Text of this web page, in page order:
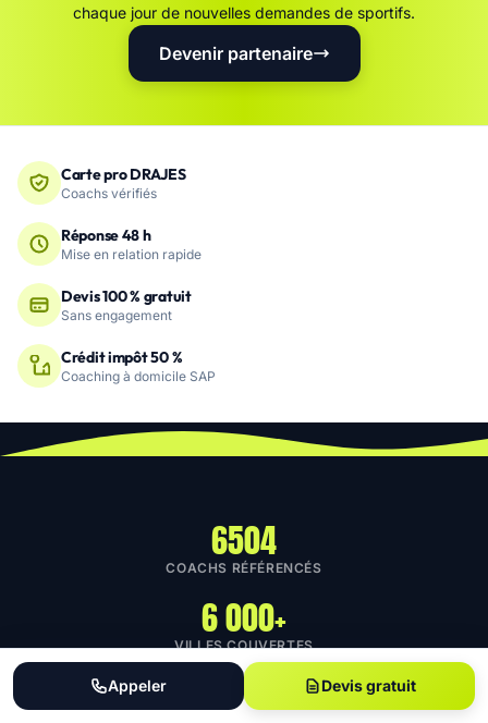
Appeler Devis gratuit
chaque jour de nouvelles demandes de sportifs.
Devenir partenaire
Carte pro DRAJES
Coachs vérifiés
Réponse 48 h
Mise en relation rapide
Devis 100 % gratuit
Sans engagement
Crédit impôt 50 %
Coaching à domicile SAP
6504
COACHS RÉFÉRENCÉS
6 000+
VILLES COUVERTES
11